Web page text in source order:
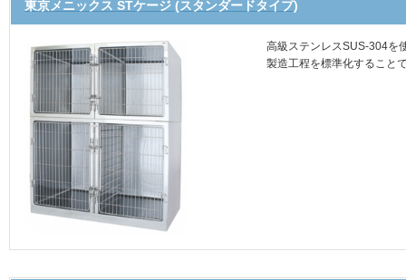
東京メニックス STケージ (スタンダードタイプ)
高級ステンレスSUS-304を
製造工程を標準化すること